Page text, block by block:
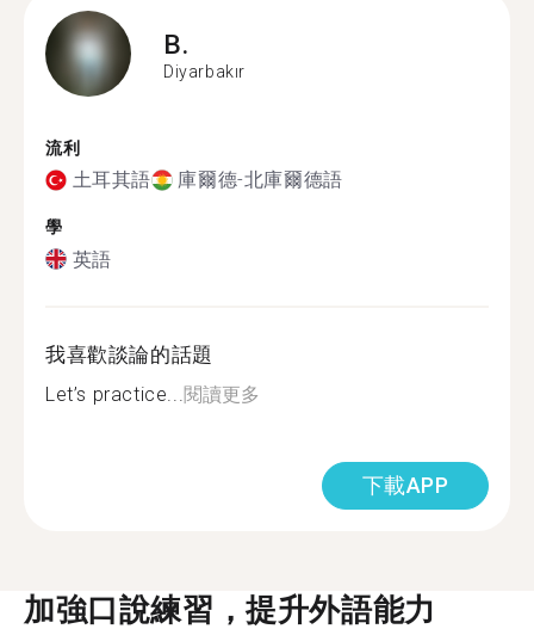
B.
Diyarbakır
流利
土耳其語 庫爾德-北庫爾德語
學
英語
我喜歡談論的話題
Let’s practice... 閱讀更多
下載APP
加強口說練習，提升外語能力